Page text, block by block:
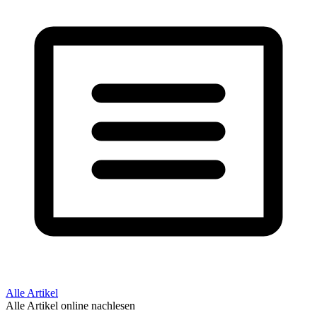
Alle Artikel
Alle Artikel online nachlesen